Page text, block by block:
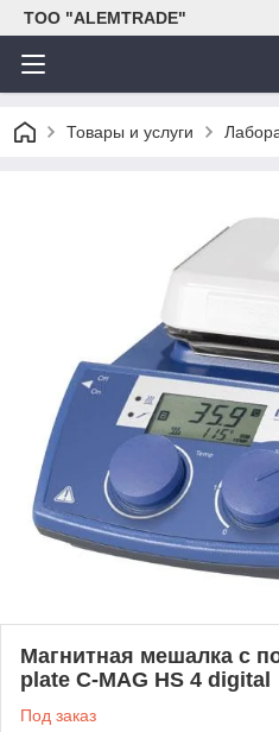
ТОО "ALEMTRADE"
Товары и услуги
Магнитная мешалка с
plate C-MAG HS 4 digital
Под заказ